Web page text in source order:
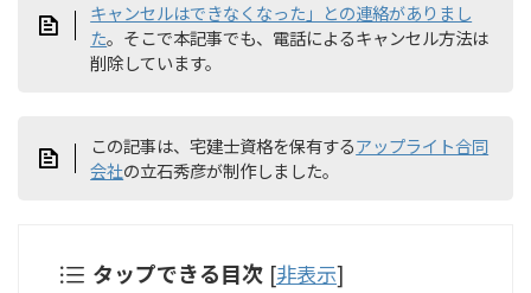
キャンセルはできなくなった」との連絡がありまし
た。そこで本記事でも、電話によるキャンセル方法は
削除しています。
この記事は、宅建士資格を保有するアップライト合同
会社の立石秀彦が制作しました。
タップできる目次 [非表示]